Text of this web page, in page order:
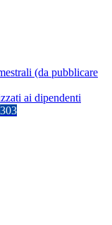
(da pubblicare
ai dipendenti
303